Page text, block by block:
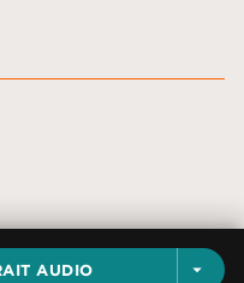
AUDIO arrow_drop_down